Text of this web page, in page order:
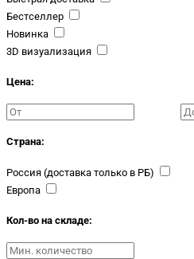
Бестселлер
Новинка
3D визуализация
Цена:
Страна:
Россия (доставка только в РБ)
Европа
Кол-во на складе: